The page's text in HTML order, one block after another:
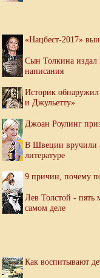
«Нацбест-2017»
Сын Толкина издал
написания
Историк
и Джульетту»
Джоан Роулинг
В Швеции вручили
литературе
9 причин, почему
Лев Толстой - пять
самом деле
Как воспитывают